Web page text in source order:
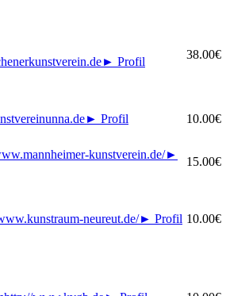
► Profil
38.00€
► Profil 10.00€
kunstverein.de/►
15.00€
neureut.de/► Profil 10.00€